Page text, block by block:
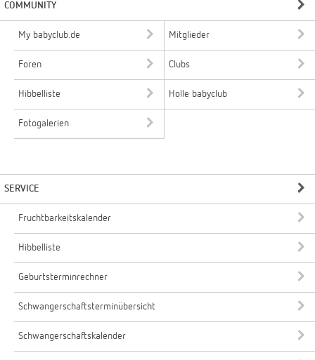
COMMUNITY
My babyclub.de Mitglieder
Foren Clubs
Hibbelliste Holle babyclub
Fotogalerien
SERVICE
Fruchtbarkeitskalender
Hibbelliste
Geburtsterminrechner
Schwangerschaftsterminübersicht
Schwangerschaftskalender